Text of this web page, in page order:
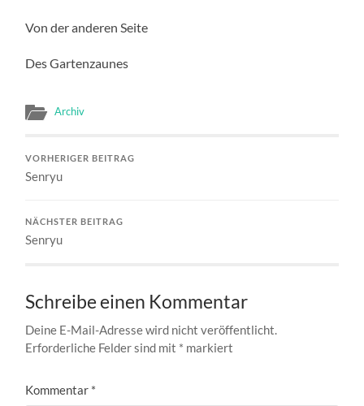
Von der anderen Seite
Des Gartenzaunes
Archiv
VORHERIGER BEITRAG
Senryu
NÄCHSTER BEITRAG
Senryu
Schreibe einen Kommentar
Deine E-Mail-Adresse wird nicht veröffentlicht.
Erforderliche Felder sind mit * markiert
Kommentar *